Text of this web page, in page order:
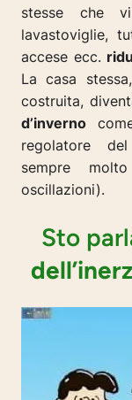
stesse che
lavastoviglie,
accese ecc.
La casa
costruita,
d’inverno
regolatore
sempre
oscillazioni).
Sto